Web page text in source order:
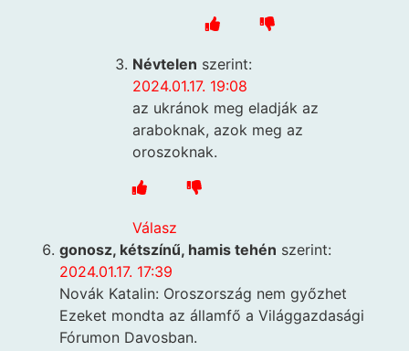
Névtelen szerint:
2024.01.17. 19:08
az ukránok meg eladják az
araboknak, azok meg az
oroszoknak.
Válasz
gonosz, kétszínű, hamis tehén szerint:
2024.01.17. 17:39
Novák Katalin: Oroszország nem győzhet
Ezeket mondta az államfő a Világgazdasági
Fórumon Davosban.